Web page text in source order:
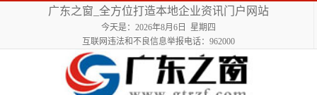
广东之窗_全方位打造本地企业资讯门户网站
今天是：2026年8月6日 星期四
互联网违法和不良信息举报电话：962000